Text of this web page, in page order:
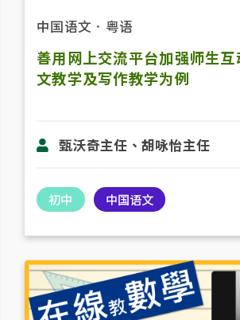
中国语文 ． 粤语
善用网上交流平台加强师生
文教学及写作教学为例
甄沃奇主任、胡咏怡主任
初中 中国语文